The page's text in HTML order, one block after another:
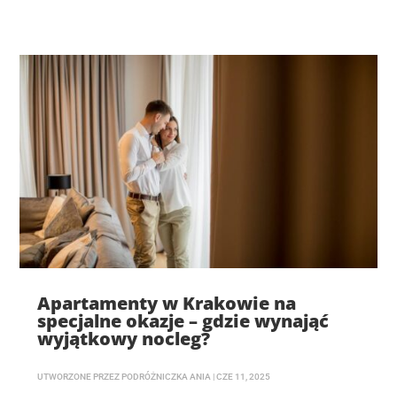
Apartamenty w Krakowie na
specjalne okazje – gdzie wynająć
wyjątkowy nocleg?
UTWORZONE PRZEZ PODRÓŻNICZKA ANIA |CZE 11, 2025